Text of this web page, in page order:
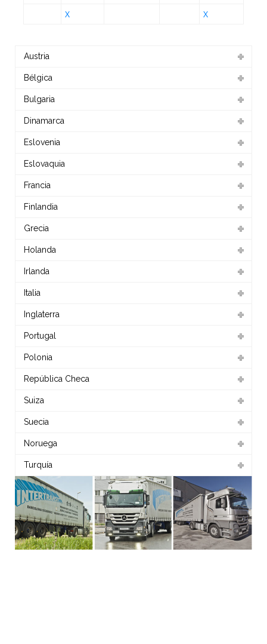
X
X
Austria
Bélgica
Bulgaria
Dinamarca
Eslovenia
Eslovaquia
Francia
Finlandia
Grecia
Holanda
Irlanda
Italia
Inglaterra
Portugal
Polonia
República Checa
Suiza
Suecia
Noruega
Turquía